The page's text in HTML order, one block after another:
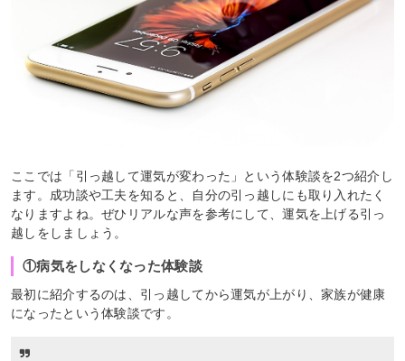
ここでは「引っ越して運気が変わった」という体験談を2つ紹介し
ます。成功談や工夫を知ると、自分の引っ越しにも取り入れたく
なりますよね。ぜひリアルな声を参考にして、運気を上げる引っ
越しをしましょう。
①病気をしなくなった体験談
最初に紹介するのは、引っ越してから運気が上がり、家族が健康
になったという体験談です。